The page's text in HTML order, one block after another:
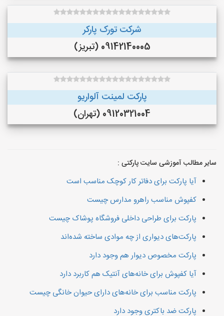
شرکت تورک پارکر
09142140005 (تبریز)
پارکت لمینت آلواریو
09120321004 (تهران)
سایر مطالب آموزشی سایت پارکتی :
آیا پارکت برای دفاتر کار کوچک مناسب است
کفپوش مناسب راهرو مدارس چیست
پارکت برای طراحی داخلی فروشگاه پوشاک چیست
پارکت‌های دیواری از چه موادی ساخته شده‌اند
پارکت مخصوص دیوار هم وجود دارد
آیا کفپوش برای خانه‌های آنتیک هم کاربرد دارد
پارکت مناسب برای خانه‌های دارای حیوان خانگی چیست
پارکت ضد باکتری وجود دارد